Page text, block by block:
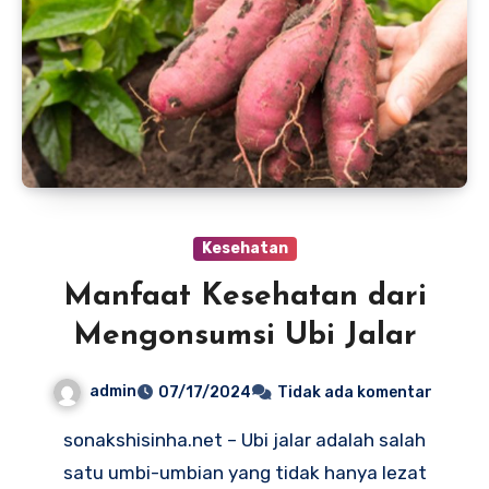
Kesehatan
Manfaat Kesehatan dari
Mengonsumsi Ubi Jalar
admin 07/17/2024 Tidak ada komentar
sonakshisinha.net – Ubi jalar adalah salah
satu umbi-umbian yang tidak hanya lezat